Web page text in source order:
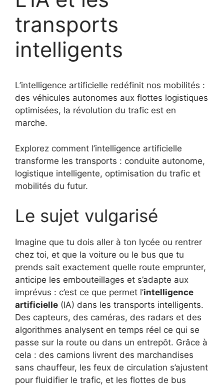
transports
intelligents
L’intelligence artificielle redéfinit nos mobilités :
des véhicules autonomes aux flottes logistiques
optimisées, la révolution du trafic est en
marche.
Explorez comment l’intelligence artificielle
transforme les transports : conduite autonome,
logistique intelligente, optimisation du trafic et
mobilités du futur.
Le sujet vulgarisé
Imagine que tu dois aller à ton lycée ou rentrer
chez toi, et que la voiture ou le bus que tu
prends sait exactement quelle route emprunter,
anticipe les embouteillages et s’adapte aux
imprévus : c’est ce que permet l’intelligence
artificielle (IA) dans les transports intelligents.
Des capteurs, des caméras, des radars et des
algorithmes analysent en temps réel ce qui se
passe sur la route ou dans un entrepôt. Grâce à
cela : des camions livrent des marchandises
sans chauffeur, les feux de circulation s’ajustent
pour fluidifier le trafic, et les flottes de bus